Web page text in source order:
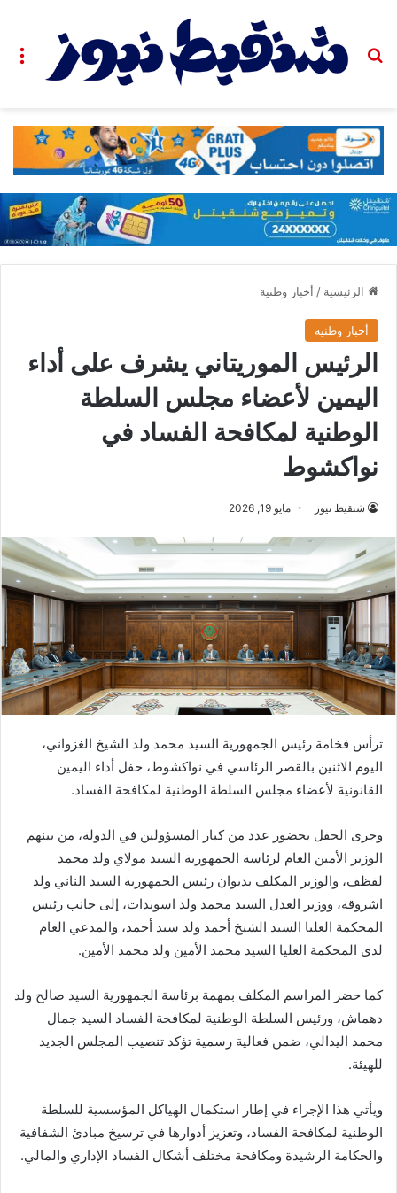
بحث عن
الرئيسية / أخبار وطنية
أخبار وطنية
الرئيس الموريتاني يشرف على أداء
اليمين لأعضاء مجلس السلطة
الوطنية لمكافحة الفساد في
نواكشوط
شنقيط نيوز مايو 19, 2026
ترأس فخامة رئيس الجمهورية السيد محمد ولد الشيخ الغزواني،
اليوم الاثنين بالقصر الرئاسي في نواكشوط، حفل أداء اليمين
القانونية لأعضاء مجلس السلطة الوطنية لمكافحة الفساد.
وجرى الحفل بحضور عدد من كبار المسؤولين في الدولة، من بينهم
الوزير الأمين العام لرئاسة الجمهورية السيد مولاي ولد محمد
لقظف، والوزير المكلف بديوان رئيس الجمهورية السيد الناني ولد
اشروقة، ووزير العدل السيد محمد ولد اسويدات، إلى جانب رئيس
المحكمة العليا السيد الشيخ أحمد ولد سيد أحمد، والمدعي العام
لدى المحكمة العليا السيد محمد الأمين ولد محمد الأمين.
كما حضر المراسم المكلف بمهمة برئاسة الجمهورية السيد صالح ولد
دهماش، ورئيس السلطة الوطنية لمكافحة الفساد السيد جمال
محمد اليدالي، ضمن فعالية رسمية تؤكد تنصيب المجلس الجديد
للهيئة.
ويأتي هذا الإجراء في إطار استكمال الهياكل المؤسسية للسلطة
الوطنية لمكافحة الفساد، وتعزيز أدوارها في ترسيخ مبادئ الشفافية
والحكامة الرشيدة ومكافحة مختلف أشكال الفساد الإداري والمالي.